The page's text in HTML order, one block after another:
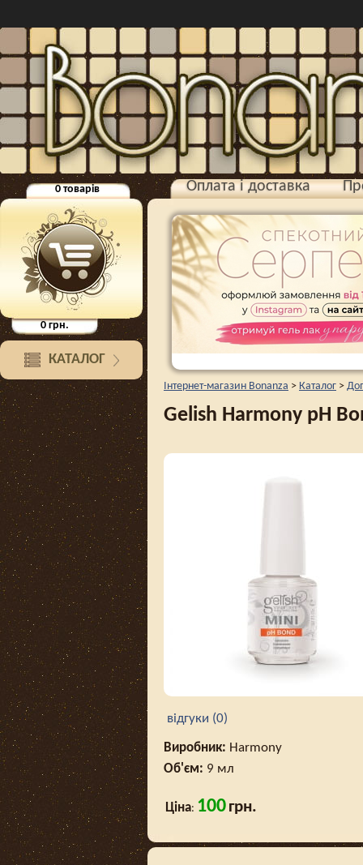
0 товарів
0грн.
КАТАЛОГ
Оплата і доставка
Інтернет-магазин Bonanza > Каталог >
Gelish Harmony pH
відгуки (0)
Виробник: Harmony
Об'єм: 9 мл
Ціна: 100грн.